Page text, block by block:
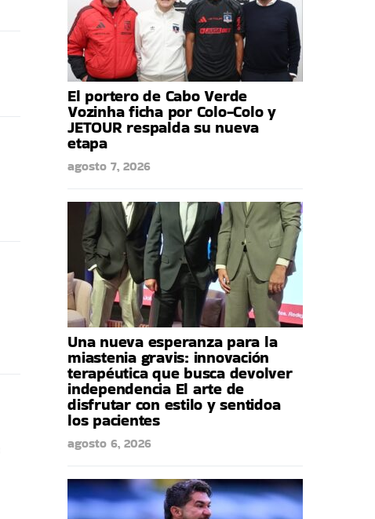
El portero de Cabo Verde
Vozinha ficha por Colo-Colo y
JETOUR respalda su nueva
etapa
agosto 7, 2026
Una nueva esperanza para la
miastenia gravis: innovación
terapéutica que busca devolver
independencia El arte de
disfrutar con estilo y sentidoa
los pacientes
agosto 6, 2026